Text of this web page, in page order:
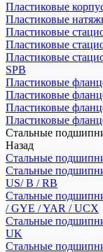
Пластиковые
Пластиковые
Пластиковые
Пластиковые
Пластиковые
SPB
Пластиковые
Пластиковые
Пластиковые
Пластиковые
Стальные
Назад
Стальные
Стальные
US/ B / RB
Стальные
/ GYE / YAR / UCX
Стальные
UK
Стальные